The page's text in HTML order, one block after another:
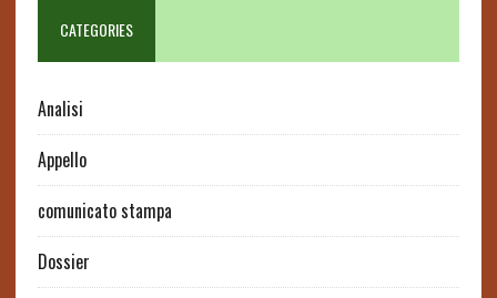
CATEGORIES
Analisi
Appello
comunicato stampa
Dossier